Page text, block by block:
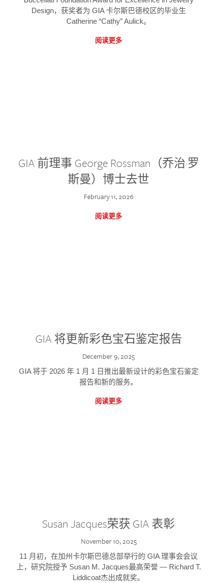
Design，获奖者为 GIA 卡尔斯巴德校区的毕业生
Catherine “Cathy” Aulick。
阅读更多
GIA 前理事 George Rossman（乔治·罗
斯曼）博士去世
February 11, 2026
阅读更多
GIA 将更新彩色宝石鉴定报告
December 9, 2025
GIA 将于 2026 年 1 月 1 日推出最新设计的彩色宝石鉴定
报告和新的服务。
阅读更多
Susan Jacques荣获 GIA 表彰
November 10, 2025
11 月初，在加州卡尔斯巴德总部举行的 GIA 理事会会议
上，研究院授予 Susan M. Jacques最高荣誉 — Richard T.
Liddicoat杰出成就奖。